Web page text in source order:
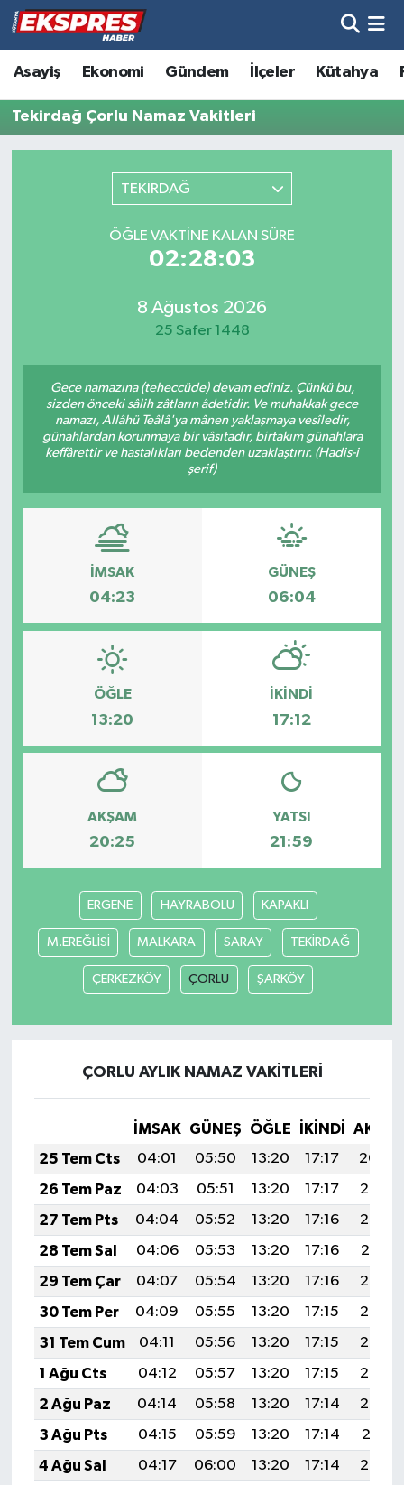
Asayiş Ekonomi Gündem İlçeler Kütahya
Tekirdağ Çorlu Namaz Vakitleri
TEKİRDAĞ
ÖĞLE VAKTINE KALAN SÜRE
02:28:03
8 Ağustos 2026
25 Safer 1448
Gece namazına (teheccüde) devam ediniz. Çünkü bu,
sizden önceki sâlih zâtların âdetidir. Ve muhakkak gece
namazı, Allâhü Teâlâ'ya mânen yaklaşmaya vesîledir,
günahlardan korunmaya bir vâsıtadır, birtakım günahlara
keffârettir ve hastalıkları bedenden uzaklaştırır. (Hadis-i
şerif)
İMSAK
04:23
GÜNEŞ
06:04
ÖĞLE
13:20
İKINDI
17:12
AKŞAM
20:25
YATSI
21:59
ERGENE HAYRABOLU KAPAKLI
M.EREĞLİSİ MALKARA SARAY TEKİRDAĞ
ÇERKEZKÖY ÇORLU ŞARKÖY
ÇORLU AYLIK NAMAZ VAKITLERI
İMSAK GÜNEŞ ÖĞLE İKINDI
25 Tem Cts
04:01 05:50 13:20 17:17
20:40
26 Tem Paz
04:03 05:51 13:20 17:17
20:39
27 Tem Pts
04:04 05:52 13:20 17:16
20:38
28 Tem Sal
04:06 05:53 13:20 17:16
20:37
29 Tem Çar
04:07 05:54 13:20 17:16
20:36
30 Tem Per
04:09 05:55 13:20 17:15
20:35
31 Tem Cum
04:11 05:56 13:20 17:15
20:34
1 Ağu Cts
04:12 05:57 13:20 17:15
20:33
2 Ağu Paz
04:14 05:58 13:20 17:14
20:32
3 Ağu Pts
04:15 05:59 13:20 17:14
20:31
4 Ağu Sal
04:17 06:00 13:20 17:14
20:30
Altıntaş
Asayiş
Biyografiler
Çavdarhisar
Dumlupınar
Dünya
Ekonomi
Foto Galeri
Genel
İlçeler
Köşe Yazıları
Kültür Sanat
Kütahya
Otomobil
Politika
Resmi İlan
Rüya Tabirleri
Sağlık
Şaphane
Simav
Siyaset
Hava Durumu
Trafik Durumu
Tüm Manşetler
Son Dakika Haberleri